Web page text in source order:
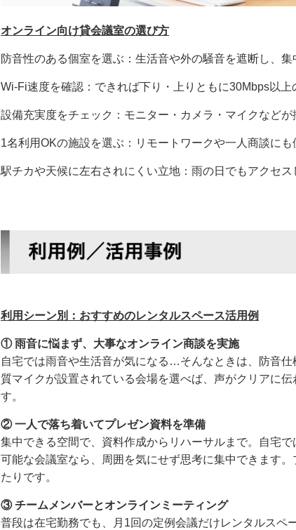
オンライン向け貸会議室の選び方
防音性のある個室を選ぶ：生活音や外の騒音を遮断し、
Wi-Fi速度を確認：できれば下り・上りともに30Mbps以上
設備充実度をチェック：モニター・カメラ・マイクなどが
1名利用OKの施設を選ぶ：リモートワークや一人商談にも
駅チカや天候に左右されにくい立地：雨の日でもアクセス
利用シーン別：おすすめのレンタルスペース活用例
① 雨音に悩まず、大事なオンライン商談を実施
自宅では雨音や生活音が気になる…そんなときは、防音
質マイクが設置されている会場を選べば、声がクリアに
す。
② 一人で落ち着いてプレゼン資料を準備
集中できる空間で、資料作成からリハーサルまで。自宅
可能な会議室なら、周囲を気にせず思考に集中できます
たりです。
③ チームメンバーとオンラインミーティング
普段は在宅勤務でも、月1回の定例会議だけレンタルスペ